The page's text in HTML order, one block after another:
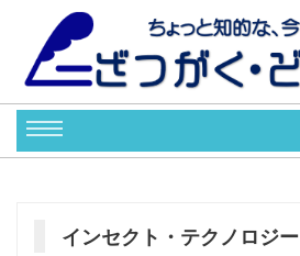
インセクト・テクノロジー